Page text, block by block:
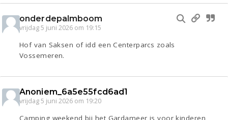
onderdepalmboom
vrijdag 5 juni 2026 om 19:15
Hof van Saksen of idd een Centerparcs zoals
Vossemeren.
Anoniem_6a5e55fcd6ad1
vrijdag 5 juni 2026 om 19:20
Camping weekend bij het Gardameer is voor kinderen